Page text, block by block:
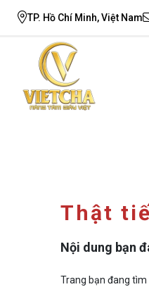
TP. Hồ Chí Minh, Việt Nam
Thật
Nội dung bạn
Trang bạn đang tìm